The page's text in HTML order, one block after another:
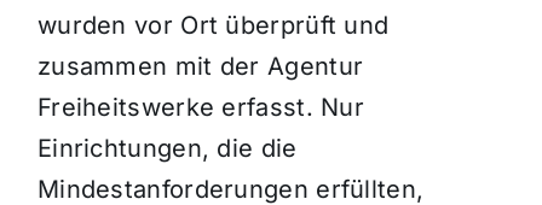
wurden vor Ort überprüft und
zusammen mit der Agentur
Freiheitswerke erfasst. Nur
Einrichtungen, die die
Mindestanforderungen erfüllten,